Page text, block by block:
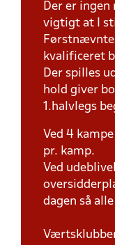
Der er ingen
vigtigt at I
kvalificeret
Der spilles
hold giver
1.halvlegs
Ved 4
pr. kamp.
Ved
dagen så